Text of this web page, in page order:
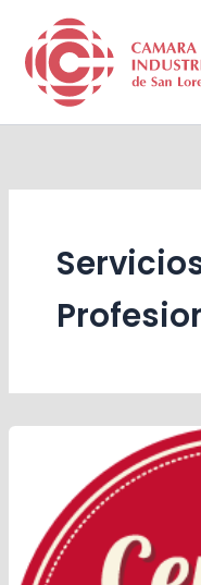
contenido